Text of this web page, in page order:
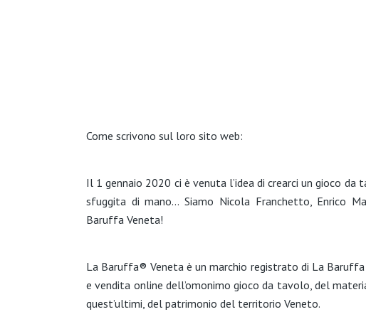
Come scrivono sul loro sito web:
Il 1 gennaio 2020 ci è venuta l’idea di crearci un gioco
sfuggita di mano… Siamo Nicola Franchetto, Enrico
Baruffa Veneta!
La Baruffa® Veneta è un marchio registrato di La
e vendita online dell’omonimo gioco da tavolo, del
quest’ultimi, del patrimonio del territorio Veneto.